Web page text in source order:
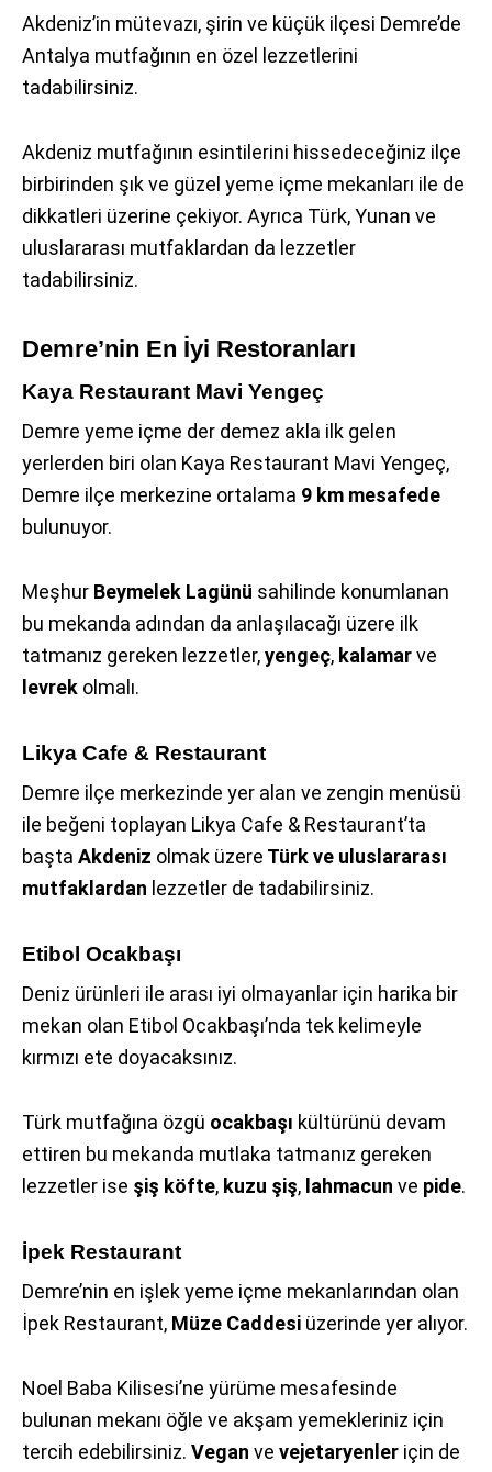
Akdeniz’in mütevazı, şirin ve küçük ilçesi Demre’de
Antalya mutfağının en özel lezzetlerini
tadabilirsiniz.
Akdeniz mutfağının esintilerini hissedeceğiniz ilçe
birbirinden şık ve güzel yeme içme mekanları ile de
dikkatleri üzerine çekiyor. Ayrıca Türk, Yunan ve
uluslararası mutfaklardan da lezzetler
tadabilirsiniz.
Demre’nin En İyi Restoranları
Kaya Restaurant Mavi Yengeç
Demre yeme içme der demez akla ilk gelen
yerlerden biri olan Kaya Restaurant Mavi Yengeç,
Demre ilçe merkezine ortalama 9 km mesafede
bulunuyor.
Meşhur Beymelek Lagünü sahilinde konumlanan
bu mekanda adından da anlaşılacağı üzere ilk
tatmanız gereken lezzetler,yengeç, kalamarve
levrek olmalı.
Likya Cafe & Restaurant
Demre ilçe merkezinde yer alan ve zengin menüsü
ile beğeni toplayan Likya Cafe & Restaurant’ta
başta Akdeniz olmak üzere Türk ve uluslararası
mutfaklardan lezzetler de tadabilirsiniz.
Etibol Ocakbaşı
Deniz ürünleri ile arası iyi olmayanlar için harika bir
mekan olan Etibol Ocakbaşı’nda tek kelimeyle
kırmızı ete doyacaksınız.
Türk mutfağına özgü ocakbaşı kültürünü devam
ettiren bu mekanda mutlaka tatmanız gereken
lezzetler ise şiş köfte, kuzu şiş, lahmacun ve pide.
İpek Restaurant
Demre’nin en işlek yeme içme mekanlarından olan
İpek Restaurant, Müze Caddesi üzerinde yer alıyor.
Noel Baba Kilisesi’ne yürüme mesafesinde
bulunan mekanı öğle ve akşam yemekleriniz için
tercih edebilirsiniz. Vegan ve vejetaryenler için de